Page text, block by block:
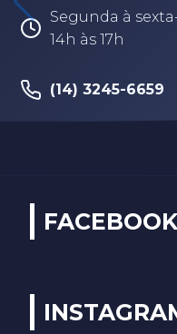
Segunda à
14h às 17h
(14) 3245-6659